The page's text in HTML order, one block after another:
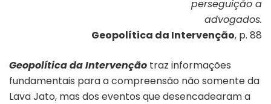
perseguição a
advogados.
Geopolítica da Intervenção, p. 88
Geopolítica da Intervenção traz informações
fundamentais para a compreensão não somente da
Lava Jato, mas dos eventos que desencadearam a